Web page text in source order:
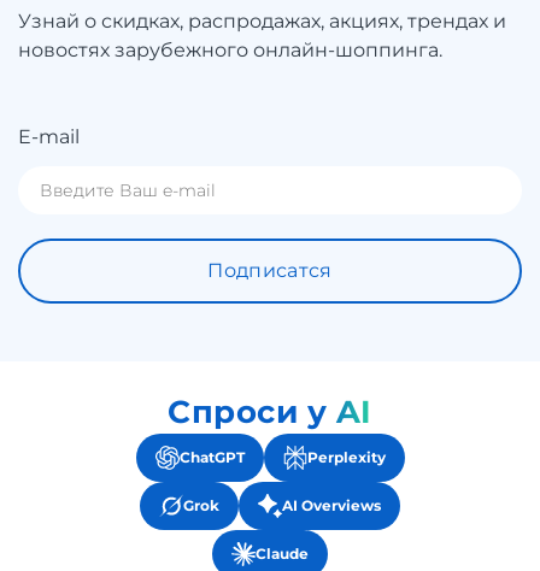
Узнай о скидках, распродажах, акциях, трендах и
новостях зарубежного онлайн-шоппинга.
E-mail
Подписатся
Спроси у AI
ChatGPT Perplexity
Grok AI Overviews
Claude